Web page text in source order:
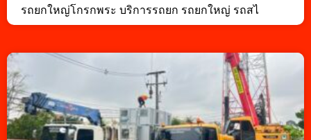
รถยกใหญ่โกรกพระ บริการรถยก รถยกใหญ่ รถสไ